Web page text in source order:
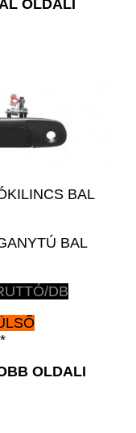
OLDALI
BAL
BAL
DB
OLDALI